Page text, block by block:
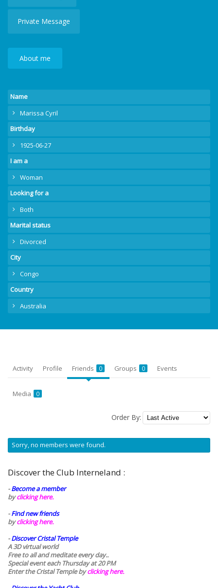
Private Message
About me
Name
Marissa Cyril
Birthday
1925-06-27
I am a
Woman
Looking for a
Both
Marital status
Divorced
City
Congo
Country
Australia
Activity Profile Friends 0 Groups 0 Events
Media 0
Order By:
Friends
Sorry, no members were found.
Discover the Club Interneland :
-Become a member
byclicking here.
-Find new friends
byclicking here.
-Discover Cristal Temple
A 3D virtual world
Free to all and meditate every day..
Special event each Thursday at 20 PM
Enter the Cristal Temple byclicking here.